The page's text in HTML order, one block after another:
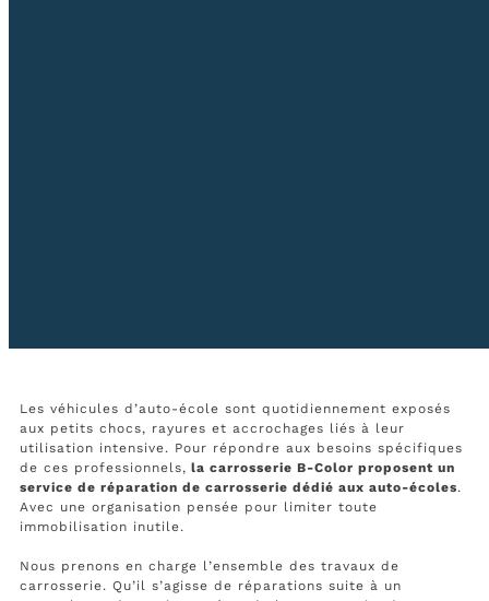
Les véhicules d’auto-école sont quotidiennement exposés
aux petits chocs, rayures et accrochages liés à leur
utilisation intensive. Pour répondre aux besoins spécifiques
de ces professionnels, la carrosserie B-Color proposent un
service de réparation de carrosserie dédié aux auto-écoles.
Avec une organisation pensée pour limiter toute
immobilisation inutile.
Nous prenons en charge l’ensemble des travaux de
carrosserie. Qu’il s’agisse de réparations suite à un